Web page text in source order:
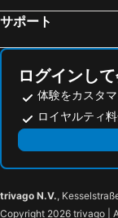
サポート
ログインし
体験をカスタ
ロイヤルティ
trivago N.V.,
Copyright 2026 trivago |